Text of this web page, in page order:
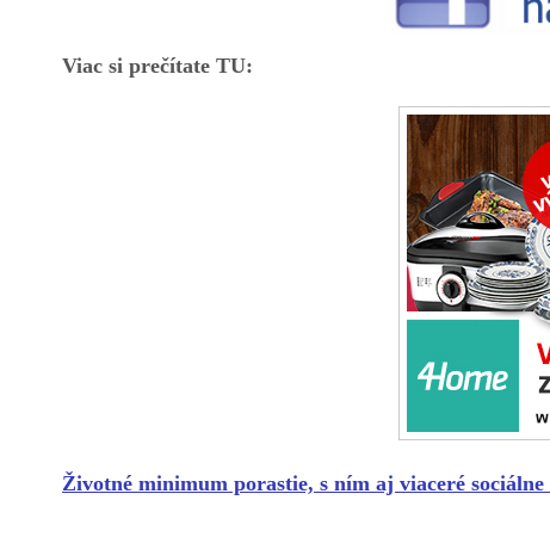
Viac si prečítate TU:
Životné minimum porastie, s ním aj viaceré sociálne